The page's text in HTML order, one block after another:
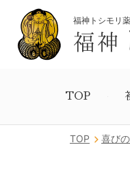
福神トシモリ
福神
TOP
TOP 喜び